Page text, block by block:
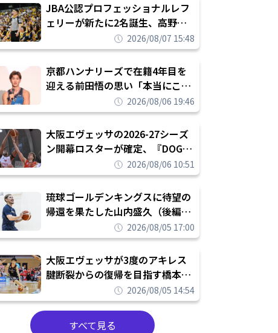
JBA公認プロフェッショナルレフ
ェリーが新たに2名誕生、高野晃
平は16年間続けた会社員生活に別
れを告げてプロ転向を決断
2026/08/07 15:48
京都ハンナリーズで在籍4年目を
迎える前田悟の思い「本当にこの
チームで勝ちたい、負けたまま舐
められたまま終わりたくない」
2026/08/06 19:46
大阪エヴェッサの2026-27シーズ
ン開幕ロスターが確定、『DOG
FIGHT』のチームカルチャーを推
し進めて結果を求めるシーズンへ
2026/08/06 10:51
琉球ゴールデンキングスに待望の
帰還を果たした山内盛久（後編）
「1人のウチナーンチュとしてみ
んなが誇りに思えるチームにして
いく」
2026/08/05 17:00
大阪エヴェッサが3度のアキレス
腱断裂からの復帰を目指す橋本拓
哉と契約を締結「もう一度コート
に立ちたい」
2026/08/05 14:54
すべて見る